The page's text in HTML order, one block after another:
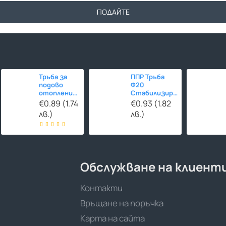
ПОДАЙТЕ
Тръба за
подово
отопление
Ф16 HERZ-
Line PE-
RT/EVOH/PE-
RT 480м
€0.89 (1.74
лв.)
ППР Тръба
Ф20
Стабилизирана
СТЪКЛОВЛАКНО
€0.93 (1.82
лв.)
Обслужване на
Контакти
Връщане на поръчка
Карта на сайта